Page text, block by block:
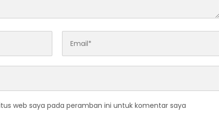
web saya pada peramban ini untuk komentar saya